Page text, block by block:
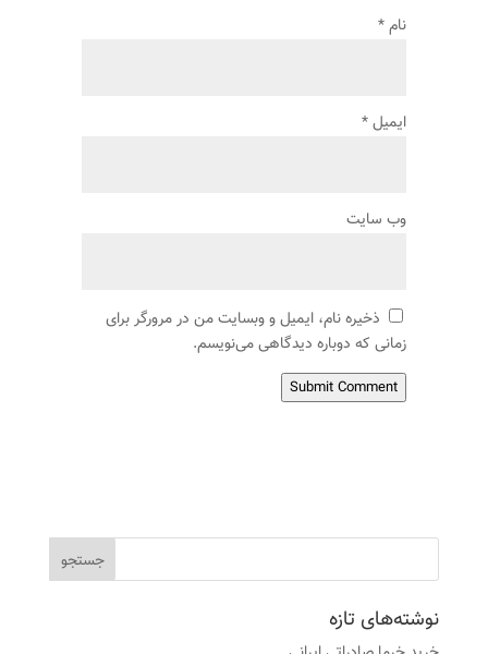
نام*
ایمیل*
وب‌ سایت
ذخیره نام، ایمیل و وبسایت من در مرورگر برای
زمانی که دوباره دیدگاهی می‌نویسم.
Submit Comment
نوشته‌های تازه